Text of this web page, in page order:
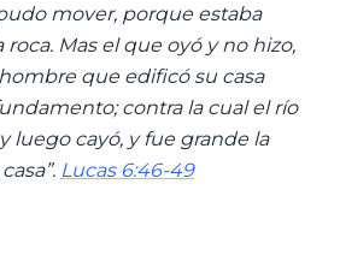
mover, porque estaba
Mas el que oyó y no hizo,
que edificó su casa
contra la cual el río
luego cayó, y fue grande la
Lucas 6:46-49